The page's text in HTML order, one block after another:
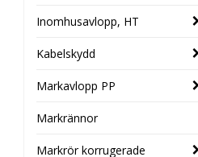
Inomhusavlopp, HT
Kabelskydd
Markavlopp PP
Markrännor
Markrör korrugerade